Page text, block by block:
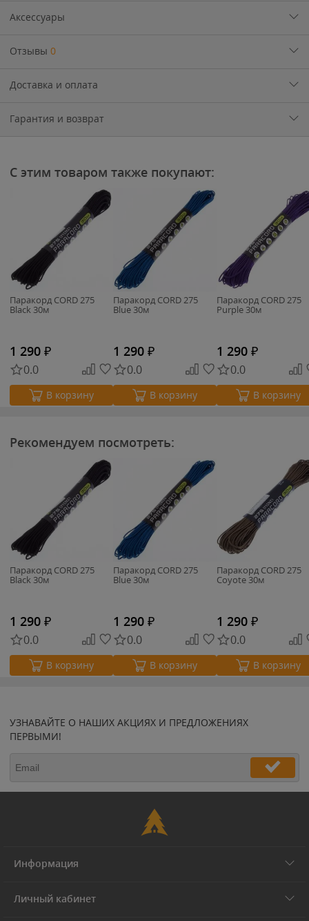
Аксессуары
Отзывы 0
Доставка и оплата
Гарантия и возврат
С этим товаром также покупают:
Паракорд CORD 275
Black 30м
1 290 ₽
0.0
В корзину
Паракорд CORD 275
Blue 30м
1 290 ₽
0.0
В корзину
Паракорд CORD 275
Purple 30м
1 290 ₽
0.0
В корзину
Рекомендуем посмотреть:
Паракорд CORD 275
Black 30м
1 290 ₽
0.0
В корзину
Паракорд CORD 275
Blue 30м
1 290 ₽
0.0
В корзину
Паракорд CORD 275
Coyote 30м
1 290 ₽
0.0
В корзину
УЗНАВАЙТЕ О НАШИХ АКЦИЯХ И ПРЕДЛОЖЕНИЯХ
ПЕРВЫМИ!
Информация
Личный кабинет